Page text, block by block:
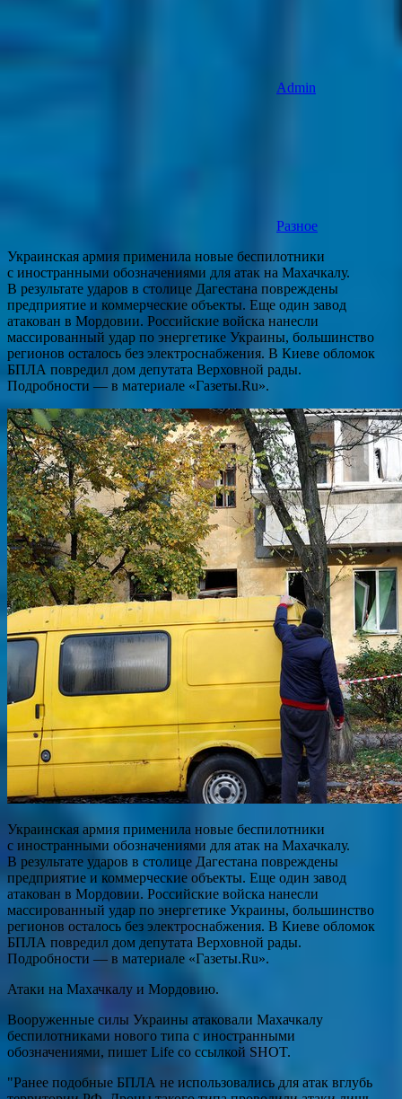
Admin
Разное
Украинская армия применила новые беспилотники
с иностранными обозначениями для атак на Махачкалу.
В результате ударов в столице Дагестана повреждены
предприятие и коммерческие объекты. Еще один завод
атакован в Мордовии. Российские войска нанесли
массированный удар по энергетике Украины, большинство
регионов осталось без электроснабжения. В Киеве обломок
БПЛА повредил дом депутата Верховной рады.
Подробности — в материале «Газеты.Ru».
Украинская армия применила новые беспилотники
с иностранными обозначениями для атак на Махачкалу.
В результате ударов в столице Дагестана повреждены
предприятие и коммерческие объекты. Еще один завод
атакован в Мордовии. Российские войска нанесли
массированный удар по энергетике Украины, большинство
регионов осталось без электроснабжения. В Киеве обломок
БПЛА повредил дом депутата Верховной рады.
Подробности — в материале «Газеты.Ru».
Атаки на Махачкалу и Мордовию.
Вооруженные силы Украины атаковали Махачкалу
беспилотниками нового типа с иностранными
обозначениями, пишет Life со ссылкой SHOT.
"Ранее подобные БПЛА не использовались для атак вглубь